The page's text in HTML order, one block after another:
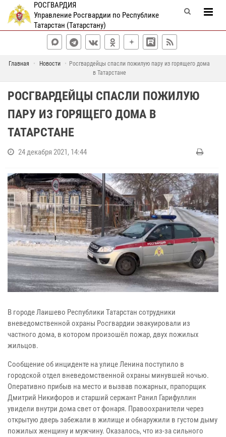
РОСГВАРДИЯ
Управление Росгвардии по Республике
Татарстан (Татарстану)
Главная Новости
Росгвардейцы спасли пожилую пару из горящего дома
в Татарстане
РОСГВАРДЕЙЦЫ СПАСЛИ ПОЖИЛУЮ
ПАРУ ИЗ ГОРЯЩЕГО ДОМА В
ТАТАРСТАНЕ
24 декабря 2021, 14:44
В городе Лаишево Республики Татарстан сотрудники
вневедомственной охраны Росгвардии эвакуировали из
частного дома, в котором произошёл пожар, двух пожилых
жильцов.
Сообщение об инциденте на улице Ленина поступило в
городской отдел вневедомственной охраны минувшей ночью.
Оперативно прибыв на место и вызвав пожарных, прапорщик
Дмитрий Никифоров и старший сержант Ранил Гарифуллин
увидели внутри дома свет от фонаря. Правоохранители через
открытую дверь забежали в жилище и обнаружили в густом дыму
пожилых женщину и мужчину. Оказалось, что из-за сильного